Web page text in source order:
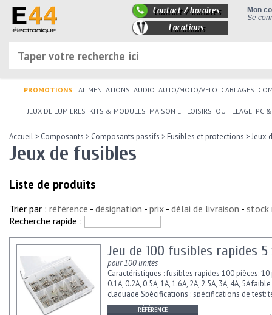
Mon
Se
Contact / horaires
Locations
PROMOTIONS ALIMENTATIONS AUDIO AUTO/MOTO/VELO CABLAGES
JEUX DE LUMIERES KITS & MODULES MAISON ET LOISIRS OUTILLAGE PC
Accueil > Composants > Composants passifs >Fusibles et protections >Jeux
Jeux de fusibles
Liste de produits
Trier par : référence - désignation - prix - délai de livraison - stock
Recherche rapide :
Jeu de 100 fusibles rapides 5
pour 100 unités
Caractéristiques : fusibles rapides 100 pièces: 10
0.1A, 0.2A, 0.5A, 1A, 1.6A, 2A, 2.5A, 3A, 4A, 5A
claquage Spécifications : spécifications de test:
d'ouverture: charge 110%: 4 h min. charge...
RÉFÉRENCE